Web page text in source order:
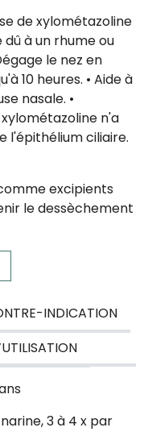
de xylométazoline
à un rhume ou
le nez en
10 heures. • Aide à
nasale. •
xylométazoline n'a
l'épithélium ciliaire.
excipients
le dessèchement
INDICATION
3 à 4 x par